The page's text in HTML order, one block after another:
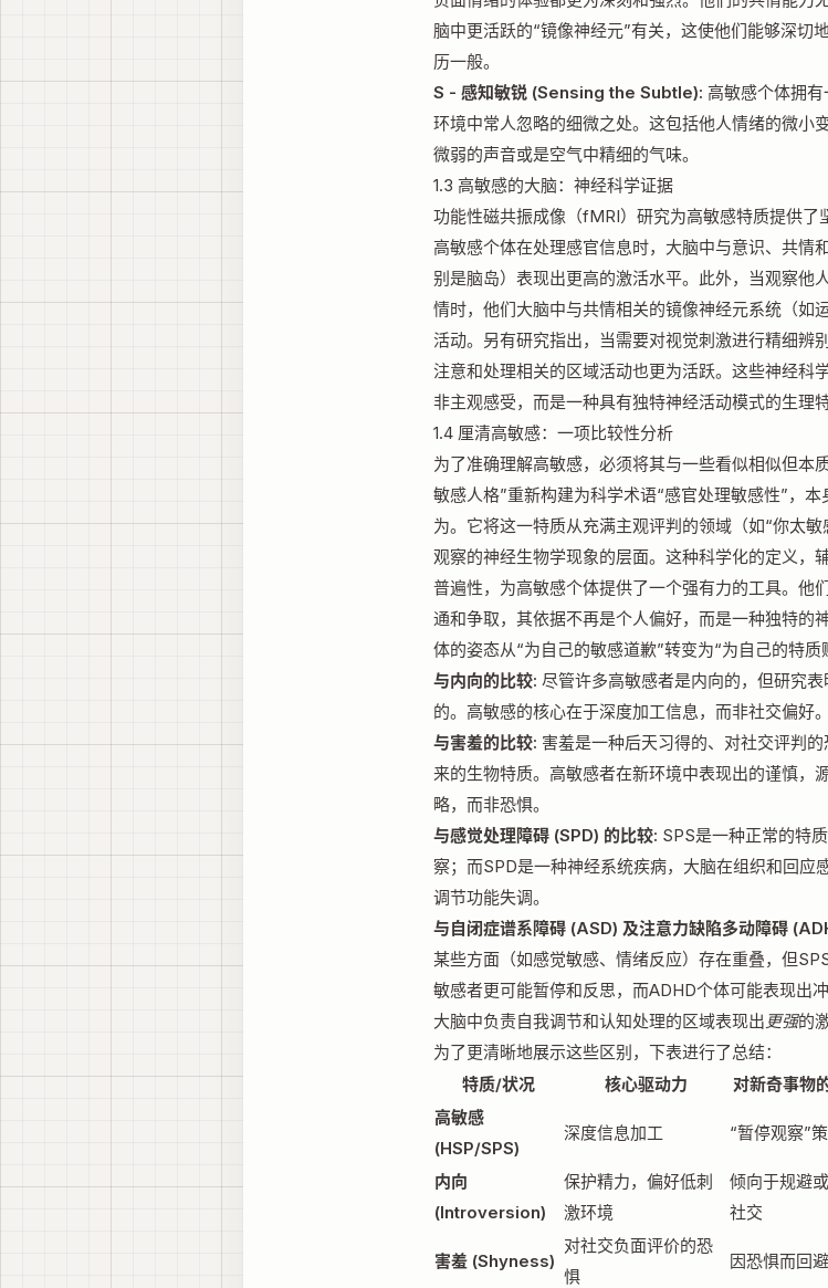
脑中更活跃的“镜像神经元”有关，这使他们能够深切
历一般。
S - 感知敏锐 (Sensing the Subtle): 高敏感个体拥
环境中常人忽略的细微之处。这包括他人情绪的微小
微弱的声音或是空气中精细的气味。
1.3 高敏感的大脑：神经科学证据
功能性磁共振成像（fMRI）研究为高敏感特质提供了
高敏感个体在处理感官信息时，大脑中与意识、共情
别是脑岛）表现出更高的激活水平。此外，当观察他
情时，他们大脑中与共情相关的镜像神经元系统（如
活动。另有研究指出，当需要对视觉刺激进行精细辨
注意和处理相关的区域活动也更为活跃。这些神经科
非主观感受，而是一种具有独特神经活动模式的生理特
1.4 厘清高敏感：一项比较性分析
为了准确理解高敏感，必须将其与一些看似相似但本
敏感人格”重新构建为科学术语“感官处理敏感性”，
为。它将这一特质从充满主观评判的领域（如“你太
观察的神经生物学现象的层面。这种科学化的定义，
普遍性，为高敏感个体提供了一个强有力的工具。他
通和争取，其依据不再是个人偏好，而是一种独特的
体的姿态从“为自己的敏感道歉”转变为“为自己的特质
与内向的比较: 尽管许多高敏感者是内向的，但研究
的。高敏感的核心在于深度加工信息，而非社交偏好。
与害羞的比较: 害羞是一种后天习得的、对社交评判
来的生物特质。高敏感者在新环境中表现出的谨慎，
略，而非恐惧。
与感觉处理障碍 (SPD) 的比较: SPS是一种正常的特
察；而SPD是一种神经系统疾病，大脑在组织和回应
调节功能失调。
与自闭症谱系障碍 (ASD) 及注意力缺陷多动障碍
某些方面（如感觉敏感、情绪反应）存在重叠，但
敏感者更可能暂停和反思，而ADHD个体可能表现出
大脑中负责自我调节和认知处理的区域表现出更强的
为了更清晰地展示这些区别，下表进行了总结：
特质/状况
核心驱动力 对新奇事物
高敏感
(HSP/SPS)
深度信息加工 “暂停观察”
内向
(Introversion)
保护精力，偏好低刺
激环境
倾向于规避
社交
害羞 (Shyness)
对社交负面评价的恐
惧
因恐惧而回避